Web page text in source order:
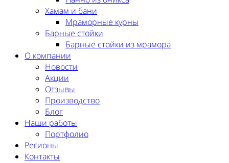
Хамам и бани
Мраморные курны
Барные стойки
Барные стойки из мрамора
О компании
Новости
Акции
Отзывы
Производство
Блог
Наши работы
Портфолио
Регионы
Контакты